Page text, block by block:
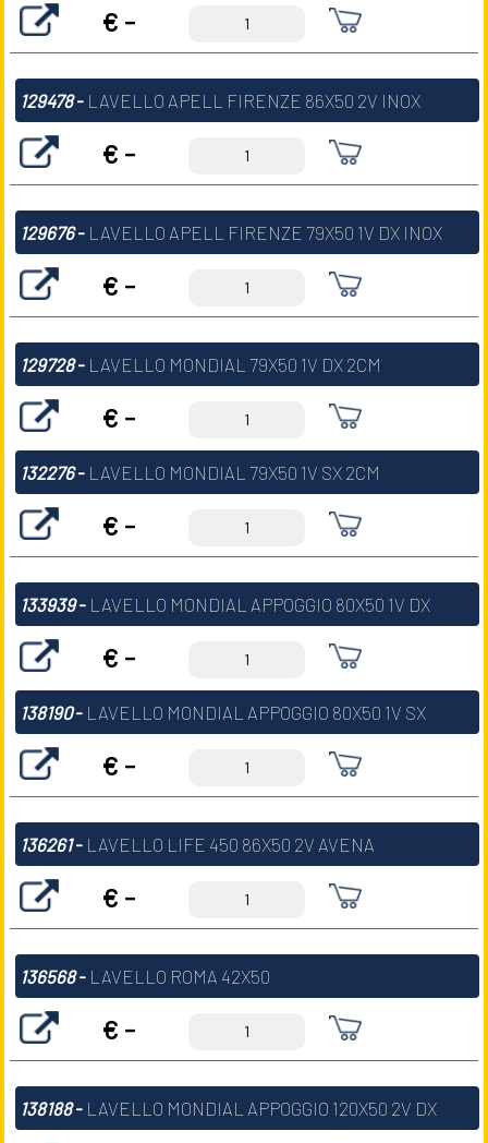
€ -
129478- LAVELLO APELL FIRENZE 86X50 2V INOX
€ -
129676- LAVELLO APELL FIRENZE 79X50 1V DX INOX
€ -
129728- LAVELLO MONDIAL 79X50 1V DX 2CM
€ -
132276- LAVELLO MONDIAL 79X50 1V SX 2CM
€ -
133939- LAVELLO MONDIAL APPOGGIO 80X50 1V DX
€ -
138190- LAVELLO MONDIAL APPOGGIO 80X50 1V SX
€ -
136261- LAVELLO LIFE 450 86X50 2V AVENA
€ -
136568- LAVELLO ROMA 42X50
€ -
138188- LAVELLO MONDIAL APPOGGIO 120X50 2V DX